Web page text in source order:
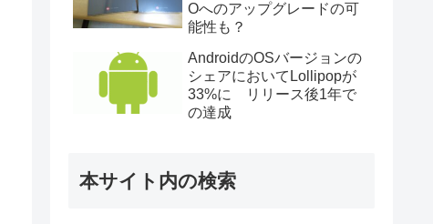
Oへのアップグレードの可
能性も？
AndroidのOSバージョンの
シェアにおいてLollipopが
33%に リリース後1年で
の達成
本サイト内の検索